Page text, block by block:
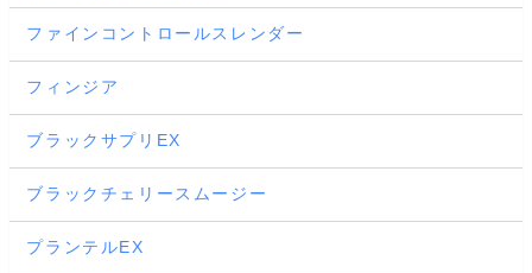
ファインコントロールスレンダー
フィンジア
ブラックサプリEX
ブラックチェリースムージー
プランテルEX